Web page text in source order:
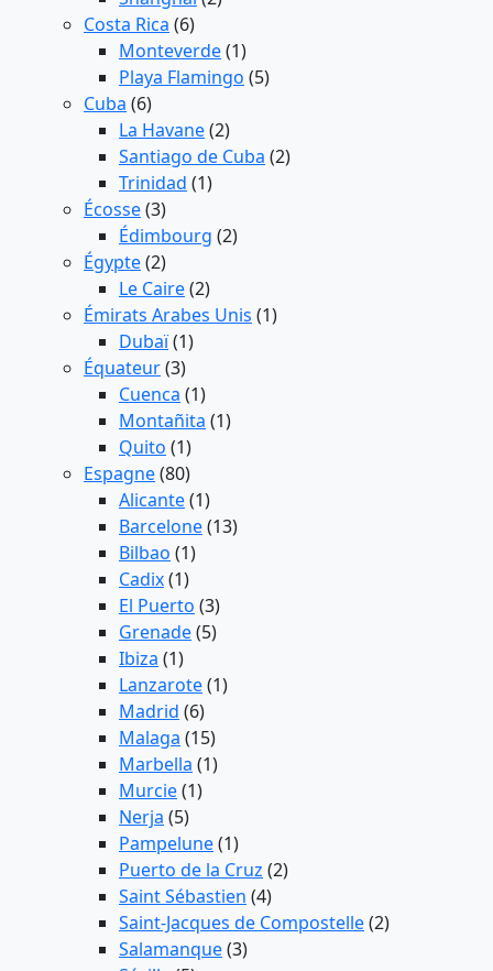
Costa Rica (6)
Monteverde(1)
Playa Flamingo (5)
Cuba (6)
La Havane(2)
Santiago de Cuba (2)
Trinidad (1)
Écosse(3)
Édimbourg (2)
Égypte(2)
Le Caire(2)
Émirats Arabes Unis (1)
Dubaï(1)
Équateur(3)
Cuenca (1)
Montañita (1)
Quito (1)
Espagne(80)
Alicante(1)
Barcelone(13)
Bilbao (1)
Cadix(1)
El Puerto (3)
Grenade(5)
Ibiza (1)
Lanzarote(1)
Madrid (6)
Malaga (15)
Marbella (1)
Murcie(1)
Nerja (5)
Pampelune(1)
Puerto de la Cruz (2)
Saint Sébastien (4)
Saint-Jacques de Compostelle(2)
Salamanque(3)